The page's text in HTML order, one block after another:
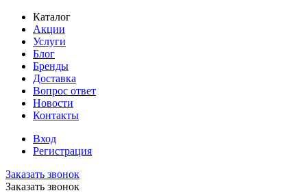
Каталог
Акции
Услуги
Блог
Бренды
Доставка
Вопрос ответ
Новости
Контакты
Вход
Регистрация
Заказать звонок
Заказать звонок